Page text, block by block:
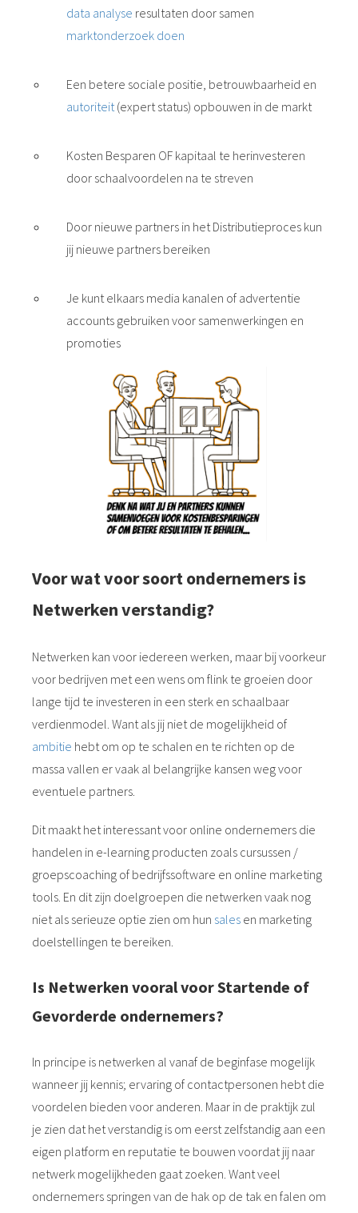
data analyse resultaten door samen
marktonderzoek doen
Een betere sociale positie, betrouwbaarheid en
autoriteit(expert status) opbouwen in de markt
Kosten Besparen OF kapitaal te herinvesteren
door schaalvoordelen na te streven
Door nieuwe partners in het Distributieproces kun
jij nieuwe partners bereiken
Je kunt elkaars media kanalen of advertentie
accounts gebruiken voor samenwerkingen en
promoties
Voor wat voor soort ondernemers is
Netwerken verstandig?
Netwerken kan voor iedereen werken, maar bij voorkeur
voor bedrijven met een wens om flink te groeien door
lange tijd te investeren in een sterk en schaalbaar
verdienmodel. Want als jij niet de mogelijkheid of
ambitie hebt om op te schalen en te richten op de
massa vallen er vaak al belangrijke kansen weg voor
eventuele partners.
Dit maakt het interessant voor online ondernemers die
handelen in e-learning producten zoals cursussen /
groepscoaching of bedrijfssoftware en online marketing
tools. En dit zijn doelgroepen die netwerken vaak nog
niet als serieuze optie zien om hun sales en marketing
doelstellingen te bereiken.
Is Netwerken vooral voor Startende of
Gevorderde ondernemers?
In principe is netwerken al vanaf de beginfase mogelijk
wanneer jij kennis; ervaring of contactpersonen hebt die
voordelen bieden voor anderen. Maar in de praktijk zul
je zien dat het verstandig is om eerst zelfstandig aan een
eigen platform en reputatie te bouwen voordat jij naar
netwerk mogelijkheden gaat zoeken. Want veel
ondernemers springen van de hak op de tak en falen om